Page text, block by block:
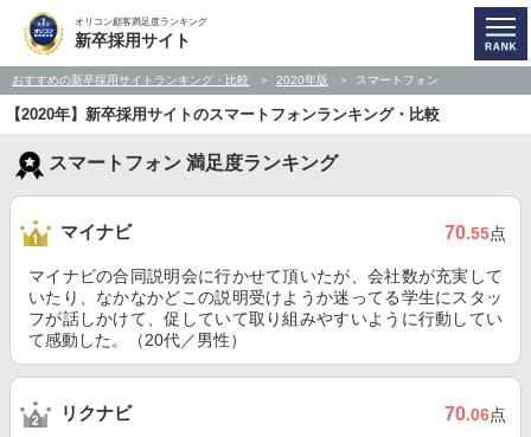
オリコン顧客満足度ランキング
新卒採用サイト
おすすめの新卒採用サイトランキング・比較 2020年版 スマートフォン
【2020年】新卒採用サイトのスマートフォンランキング・比較
スマートフォン 満足度ランキング
マイナビ 70.55点
マイナビの合同説明会に行かせて頂いたが、会社数が充実して
いたり、なかなかどこの説明受けようか迷ってる学生にスタッ
フが話しかけて、促していて取り組みやすいように行動してい
て感動した。（20代／男性）
リクナビ 70.06点